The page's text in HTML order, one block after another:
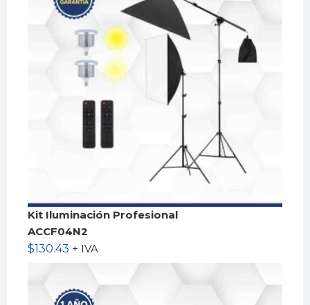
Kit Iluminación Profesional
ACCF04N2
$130.43 + IVA